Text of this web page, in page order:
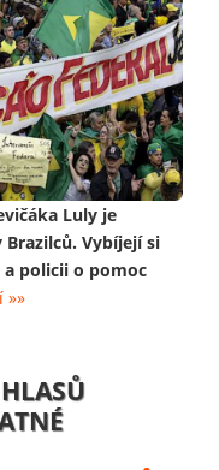
Luly je
Vybíjejí si
policii o pomoc
»»